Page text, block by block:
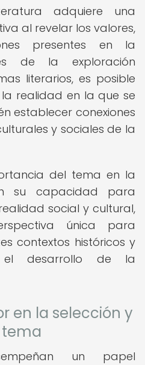
adquiere una
al revelar los valores,
presentes en la
de la exploración
literarios, es posible
realidad en la que se
establecer conexiones
y sociales de la
del tema en la
su capacidad para
social y cultural,
única para
contextos históricos y
desarrollo de la
en la selección y
un papel